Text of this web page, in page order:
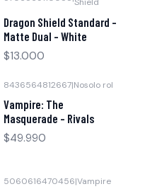
Shield
Dragon Shield Standard -
Matte Dual - White
$13.000
8436564812667|Nosolo rol
Vampire: The
Masquerade – Rivals
$49.990
5060616470456|Vampire